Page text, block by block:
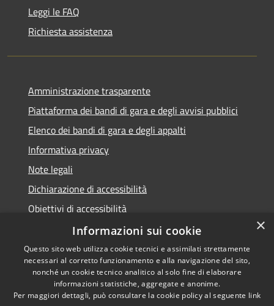
Leggi le FAQ
Richiesta assistenza
Amministrazione trasparente
Piattaforma dei bandi di gara e degli avvisi pubblici
Elenco dei bandi di gara e degli appalti
Informativa privacy
Note legali
Dichiarazione di accessibilità
Obiettivi di accessibilità
Accessibilità
Privacy
×
Informazioni sui cookie
Questo sito web utilizza cookie tecnici e assimilati strettamente
necessari al corretto funzionamento e alla navigazione del sito,
nonché un cookie tecnico analitico al solo fine di elaborare
informazioni statistiche, aggregate e anonime.
Per maggiori dettagli, può consultare la cookie policy al seguente link